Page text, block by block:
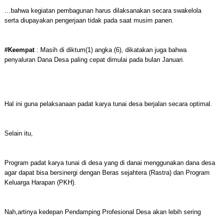
…bahwa kegiatan pembagunan harus dilaksanakan secara swakelola
serta diupayakan pengerjaan tidak pada saat musim panen.
#Keempat : Masih di diktum(1) angka (6), dikatakan juga bahwa
penyaluran Dana Desa paling cepat dimulai pada bulan Januari.
Hal ini guna pelaksanaan padat karya tunai desa berjalan secara optimal.
Selain itu,
Program padat karya tunai di desa yang di danai menggunakan dana desa
agar dapat bisa bersinergi dengan Beras sejahtera (Rastra) dan Program
Keluarga Harapan (PKH).
Nah,artinya kedepan Pendamping Profesional Desa akan lebih sering